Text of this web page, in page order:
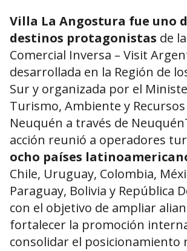
Villa La Angostura fue uno
destinos protagonistas de
Comercial Inversa – Visit
desarrollada en la Región de
Sur y organizada por el
Turismo, Ambiente y
Neuquén a través de
acción reunió a operadores
ocho países
Chile, Uruguay, Colombia,
Paraguay, Bolivia y República
con el objetivo de ampliar
fortalecer la promoción
consolidar el posicionamiento